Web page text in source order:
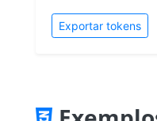
Exportar tokens